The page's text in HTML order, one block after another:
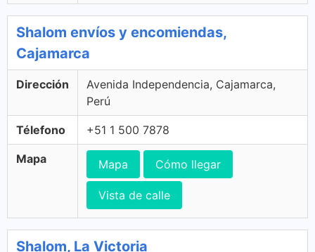
Shalom envíos y encomiendas,
Cajamarca
Dirección
Avenida Independencia, Cajamarca,
Perú
Télefono +51 1 500 7878
Mapa Mapa Cómo llegar
Vista de calle
Shalom, La Victoria